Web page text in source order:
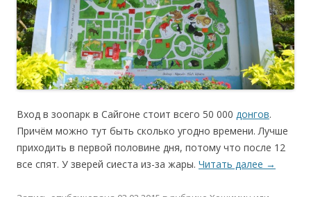
Вход в зоопарк в Сайгоне стоит всего 50 000 донгов.
Причём можно тут быть сколько угодно времени. Лучше
приходить в первой половине дня, потому что после 12
все спят. У зверей сиеста из-за жары. Читать далее →